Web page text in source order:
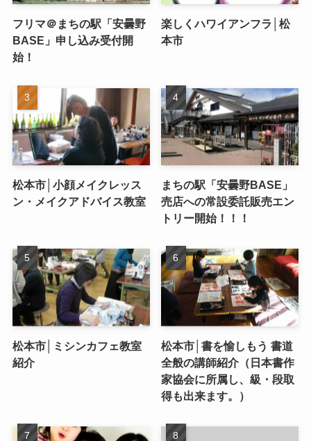
フリマ＠まちの駅「安曇野
BASE」申し込み受付開
始！
楽しくハワイアンフラ│松
本市
松本市│小顔メイクレッス
ン・メイクアドバイス教室
まちの駅「安曇野BASE」
売店への常設委託販売エン
トリー開始！！！
松本市│ミシンカフェ教室
紹介
松本市│書を愉しもう 書道
全般の講師紹介（日本書作
家協会に所属し、級・段取
得も出来ます。）